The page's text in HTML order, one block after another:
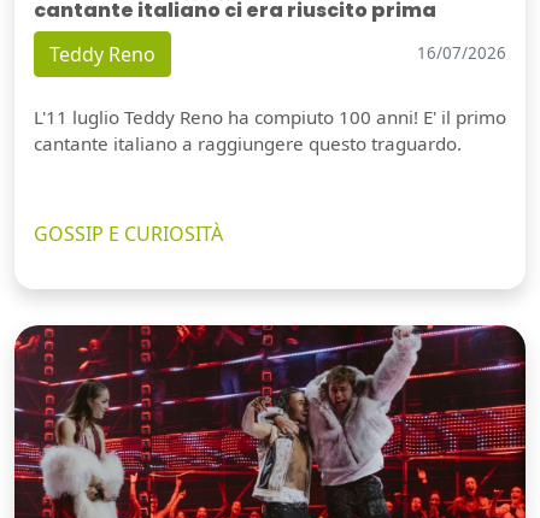
cantante italiano ci era riuscito prima
Teddy Reno 16/07/2026
L'11 luglio Teddy Reno ha compiuto 100 anni! E' il primo
cantante italiano a raggiungere questo traguardo.
GOSSIP E CURIOSITÀ